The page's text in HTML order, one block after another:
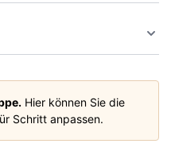
Hier können Sie die
Schritt anpassen.